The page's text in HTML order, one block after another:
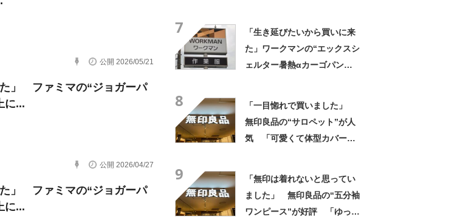
公開 2026/05/21
た」 ファミマの“ジョガーパ
に...
公開 2026/04/27
た」 ファミマの“ジョガーパ
に...
7
「生き延びたいから買いに来
た」ワークマンの“エックスシ
ェルター暑熱αカーゴパン
8
「一目惚れで買いました」
無印良品の“サロペット”が人
気 「可愛くて体型カバーし
9
「無印は着れないと思ってい
ました」 無印良品の“五分袖
ワンピース”が好評 「ゆった